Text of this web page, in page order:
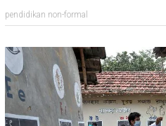
pendidikan non-formal